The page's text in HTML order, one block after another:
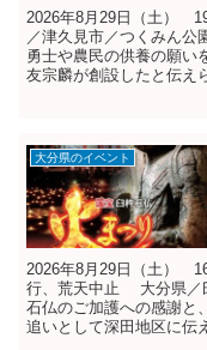
2026年8月29日（土）
／津久見市／つくみん
勇士や農民の供養の願い
友宗麟が創設したと伝え
大分県のイベント
2026年8月29日（土）
行、荒天中止 大分県／
石仏のご加護への感謝と
追いとして深田地区に伝